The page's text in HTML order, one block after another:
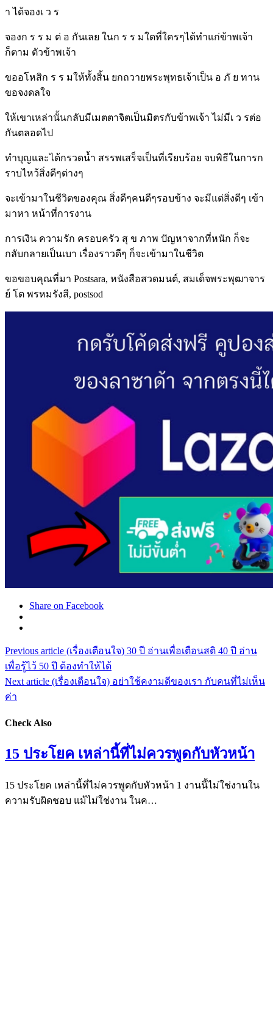
า ได้จองเ ว ร
จองก ร ร ม ต่ อ กันเลย ในก ร ร มใดที่ใครๆได้ทำแก่ข้าพเจ้า
ก็ตาม ตัวข้าพเจ้า
ขออโหสิก ร ร มให้ทั้งสิ้น ยกถวายพระพุทธเจ้าเป็น อ ภั ย ทาน
ขอจงดลใจ
ให้เขาเหล่านั้นกลับมีเมตตาจิตเป็นมิตรกับข้าพเจ้า ไม่มีเ ว รต่อ
กันตลอดไป
ทำบุญและได้กรวดน้ำ สรรพเสร็จเป็นที่เรียบร้อย จบพิธีในการก
ราบไหว้สิ่งดีๆต่างๆ
จะเข้ามาในชีวิตของคุณ สิ่งดีๆคนดีๆรอบข้าง จะมีแต่สิ่งดีๆ เข้า
มาหา หน้าที่การงาน
การเงิน ความรัก ครอบครัว สุ ข ภาพ ปัญหาจากที่หนัก ก็จะ
กลับกลายเป็นเบา เรื่องราวดีๆ ก็จะเข้ามาในชีวิต
ขอขอบคุณที่มา Postsara, หนังสือสวดมนต์, สมเด็จพระพุฒาจาร
ย์ โต พรหมรังสี, postsod
Share on Facebook
Previous article (เรื่องเตือนใจ) 30 ปี อ่านเพื่อเตือนสติ 40 ปี อ่าน
เพื่อรู้ไว้ 50 ปี ต้องทำให้ได้
Next article (เรื่องเตือนใจ) อย่าใช้คงามดีของเรา กับคนที่ไม่เห็น
ค่า
Check Also
15 ประโยค เหล่านี้ที่ไม่ควรพูดกับหัวหน้า
15 ประโยค เหล่านี้ที่ไม่ควรพูดกับหัวหน้า 1 งานนี้ไม่ใช่งานใน
ความรับผิดชอบ แม้ไม่ใช่งาน ในค…